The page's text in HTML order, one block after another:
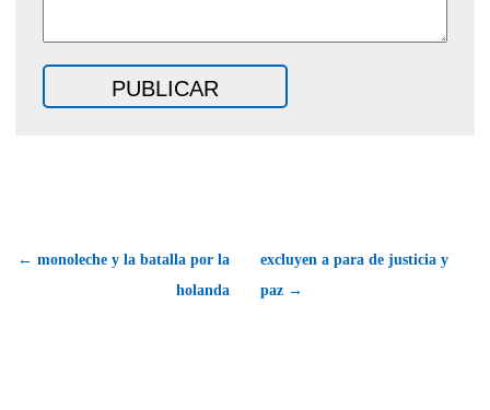
← monoleche y la batalla por la
holanda
excluyen a para de justicia y
paz →